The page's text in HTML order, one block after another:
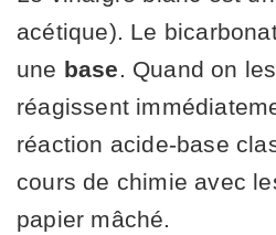
acétique). Le
une base. Quand on
réagissent
réaction acide-base
cours de chimie avec
papier mâché.